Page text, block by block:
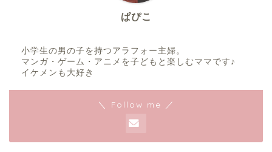
ぱぴこ
小学生の男の子を持つアラフォー主婦。
マンガ・ゲーム・アニメを子どもと楽しむママです♪
イケメンも大好き
＼ Follow me ／